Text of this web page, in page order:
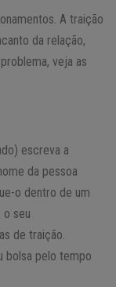
A traição
da relação,
veja as
escreva a
da pessoa
o dentro de um
o seu
de traição.
bolsa pelo tempo